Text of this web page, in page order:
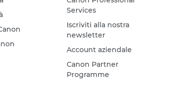
Services
Iscriviti alla nostra
newsletter
Account aziendale
Canon Partner
Programme